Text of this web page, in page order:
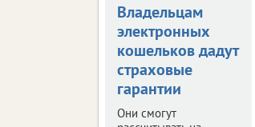
Владельцам
электронных
кошельков дадут
страховые
гарантии
Они смогут